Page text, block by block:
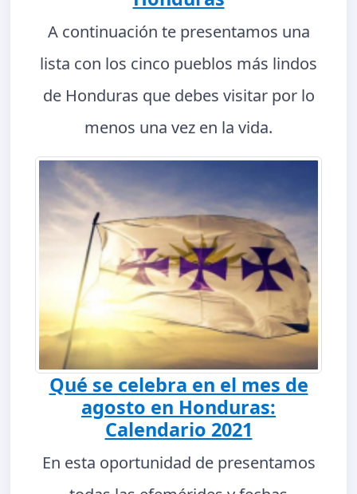
A continuación te presentamos una
lista con los cinco pueblos más lindos
de Honduras que debes visitar por lo
menos una vez en la vida.
Qué se celebra en el mes de
agosto en Honduras:
Calendario 2021
En esta oportunidad de presentamos